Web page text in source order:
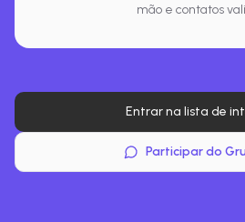
mão e contatos
Entrar na lista de
Participar do